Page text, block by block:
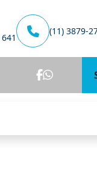
(11) 3879-